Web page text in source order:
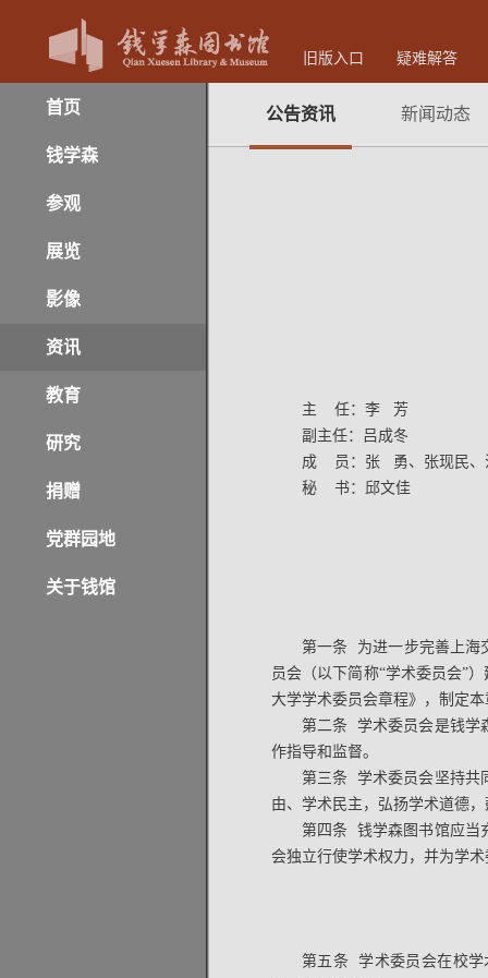
旧版入口 疑难解答
首页
钱学森
参观
展览
影像
资讯
教育
研究
捐赠
党群园地
关于钱馆
公告资讯 新闻动态
主 任：李 芳
副主任：吕成冬
成 员：张 勇、张现民
秘 书：邱文佳
第一条 为进一步完善上海
员会（以下简称“学术委员会”
大学学术委员会章程》，制定
第二条 学术委员会是钱学
作指导和监督。
第三条 学术委员会坚持共
由、学术民主，弘扬学术道德
第四条 钱学森图书馆应当
会独立行使学术权力，并为学
第五条 学术委员会在校学